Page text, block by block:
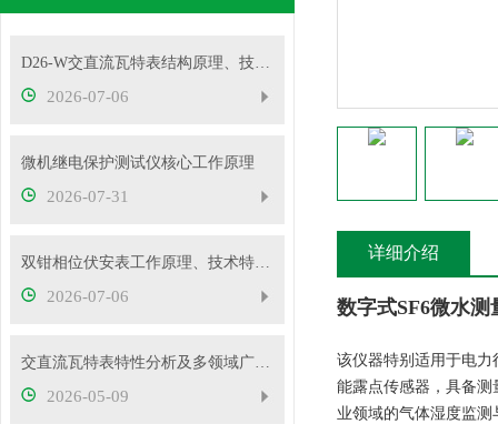
D26-W交直流瓦特表结构原理、技术特性及工程应用解析
2026-07-06
微机继电保护测试仪核心工作原理
2026-07-31
双钳相位伏安表工作原理、技术特性与电力现场应用解析
2026-07-06
交直流瓦特表特性分析及多领域广泛应用
2026-05-09
详细介绍
数字式SF6微水测
该仪器特别适用于电
能露点传感器，具备
业领域的气体湿度监